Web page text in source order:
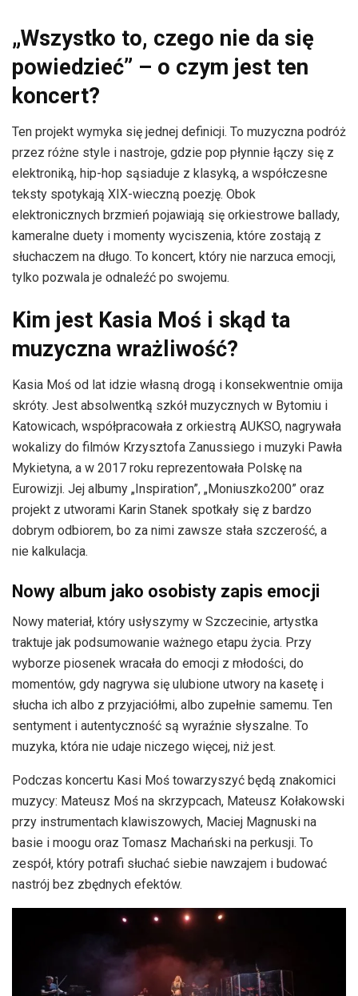
„Wszystko to, czego nie da się
powiedzieć” – o czym jest ten
koncert?
Ten projekt wymyka się jednej definicji. To muzyczna podróż
przez różne style i nastroje, gdzie pop płynnie łączy się z
elektroniką, hip-hop sąsiaduje z klasyką, a współczesne
teksty spotykają XIX-wieczną poezję. Obok
elektronicznych brzmień pojawiają się orkiestrowe ballady,
kameralne duety i momenty wyciszenia, które zostają z
słuchaczem na długo. To koncert, który nie narzuca emocji,
tylko pozwala je odnaleźć po swojemu.
Kim jest Kasia Moś i skąd ta
muzyczna wrażliwość?
Kasia Moś od lat idzie własną drogą i konsekwentnie omija
skróty. Jest absolwentką szkół muzycznych w Bytomiu i
Katowicach, współpracowała z orkiestrą AUKSO, nagrywała
wokalizy do filmów Krzysztofa Zanussiego i muzyki Pawła
Mykietyna, a w 2017 roku reprezentowała Polskę na
Eurowizji. Jej albumy „Inspiration”, „Moniuszko200” oraz
projekt z utworami Karin Stanek spotkały się z bardzo
dobrym odbiorem, bo za nimi zawsze stała szczerość, a
nie kalkulacja.
Nowy album jako osobisty zapis emocji
Nowy materiał, który usłyszymy w Szczecinie, artystka
traktuje jak podsumowanie ważnego etapu życia. Przy
wyborze piosenek wracała do emocji z młodości, do
momentów, gdy nagrywa się ulubione utwory na kasetę i
słucha ich albo z przyjaciółmi, albo zupełnie samemu. Ten
sentyment i autentyczność są wyraźnie słyszalne. To
muzyka, która nie udaje niczego więcej, niż jest.
Podczas koncertu Kasi Moś towarzyszyć będą znakomici
muzycy: Mateusz Moś na skrzypcach, Mateusz Kołakowski
przy instrumentach klawiszowych, Maciej Magnuski na
basie i moogu oraz Tomasz Machański na perkusji. To
zespół, który potrafi słuchać siebie nawzajem i budować
nastrój bez zbędnych efektów.